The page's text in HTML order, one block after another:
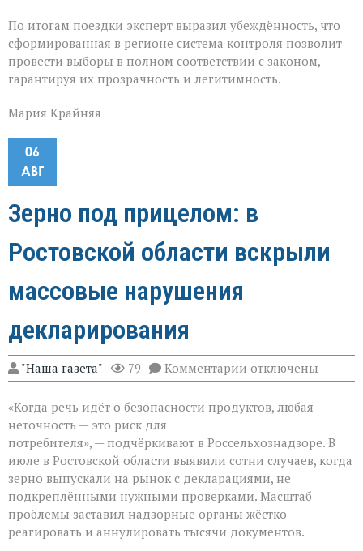
По итогам поездки эксперт выразил убеждённость, что
сформированная в регионе система контроля позволит
провести выборы в полном соответствии с законом,
гарантируя их прозрачность и легитимность.
Мария Крайняя
06
АВГ
Зерно под прицелом: в
Ростовской области вскрыли
массовые нарушения
декларирования
"Наша газета" 79 Комментарии к
записи
под
Ростовской
области
вскрыли
массовые
нарушения
декларирования
отключены
«Когда речь идёт о безопасности продуктов, любая
неточность — это риск для
потребителя», — подчёркивают в Россельхознадзоре. В
июле в Ростовской области выявили сотни случаев, когда
зерно выпускали на рынок с декларациями, не
подкреплёнными нужными проверками. Масштаб
проблемы заставил надзорные органы жёстко
реагировать и аннулировать тысячи документов.